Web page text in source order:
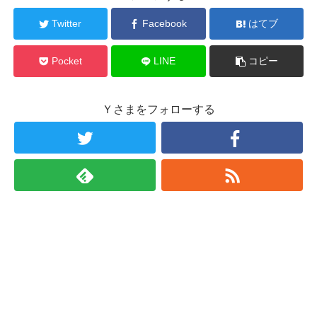
Twitter Facebook はてブ
Pocket LINE コピー
Ｙさまをフォローする